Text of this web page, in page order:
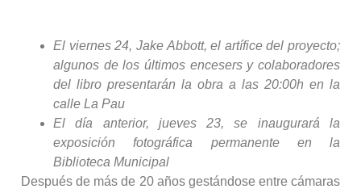
El viernes 24, Jake Abbott, el artífice del proyecto;
algunos de los últimos encesers y colaboradores
del libro presentarán la obra a las 20:00h en la
calle La Pau
El día anterior, jueves 23, se inaugurará la
exposición fotográfica permanente en la
Biblioteca Municipal
Después de más de 20 años gestándose entre cámaras